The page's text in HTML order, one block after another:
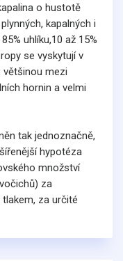
o hustotě
kapalných i
uhlíku,10 až 15%
se vyskytují v
většinou mezi
hornin a velmi
tak jednoznačně,
hypotéza
množství
za
za určité